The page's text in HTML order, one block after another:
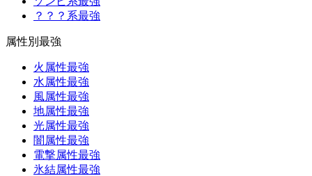
？？？系最強
属性別最強
火属性最強
水属性最強
風属性最強
地属性最強
光属性最強
闇属性最強
電撃属性最強
氷結属性最強